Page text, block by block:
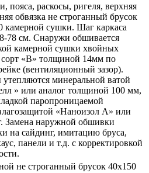
пояса, раскосы, ригеля, верхняя
обвязка не строганный брусок
камерной сушки. Шаг каркаса
78 см. Снаружи обшивается
камерной сушки хвойных
«В» толщиной 14мм по
(вентиляционный зазор).
минеральной ватой
» или аналог толщиной 100 мм,
паропроницаемой
«Наноизол А» или
Замена наружной обшивки
на сайдинг, имитацию бруса,
панели и т.д. с корректировкой
не строганный брусок 40х150